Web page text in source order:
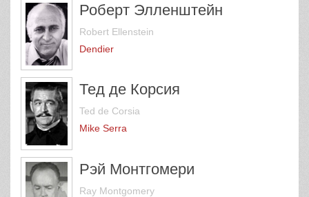
Роберт Элленштейн
Robert Ellenstein
Dendier
Тед де Корсия
Ted de Corsia
Mike Serra
Рэй Монтгомери
Ray Montgomery